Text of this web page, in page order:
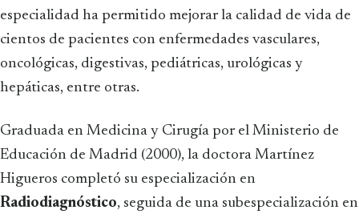
especialidad ha permitido mejorar la calidad de vida de
cientos de pacientes con enfermedades vasculares,
oncológicas, digestivas, pediátricas, urológicas y
hepáticas, entre otras.
Graduada en Medicina y Cirugía por el Ministerio de
Educación de Madrid (2000), la doctora Martínez
Higueros completó su especialización en
Radiodiagnóstico, seguida de una subespecialización en